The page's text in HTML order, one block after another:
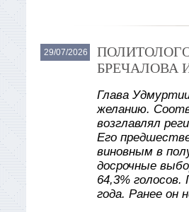
29/07/2026
БРЕЧАЛОВА
Глава
желанию.
возглавлял
Его
виновным в
досрочные
64,3%
года. Ранее он